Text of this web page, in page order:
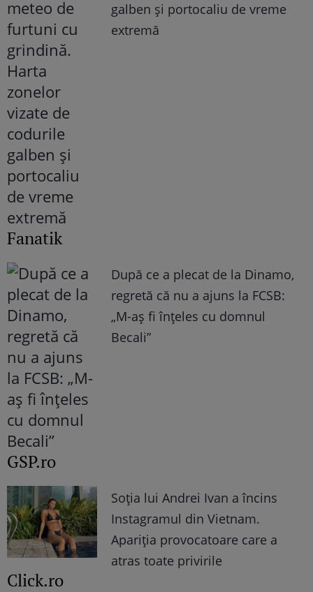
galben și portocaliu de vreme
extremă
Fanatik
După ce a plecat de la Dinamo,
regretă că nu a ajuns la FCSB:
„M-aș fi înțeles cu domnul
Becali”
GSP.ro
Soția lui Andrei Ivan a încins
Instagramul din Vietnam.
Apariția provocatoare care a
atras toate privirile
Click.ro